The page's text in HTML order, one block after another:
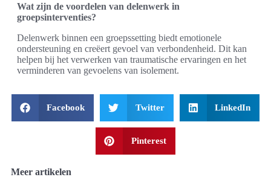
Wat zijn de voordelen van delenwerk in
groepsinterventies?
Delenwerk binnen een groepssetting biedt emotionele
ondersteuning en creëert gevoel van verbondenheid. Dit kan
helpen bij het verwerken van traumatische ervaringen en het
verminderen van gevoelens van isolement.
Facebook Twitter LinkedIn
Pinterest
Meer artikelen